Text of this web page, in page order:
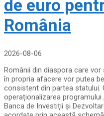
de euro
România
2026-08-06
Românii din diaspora care
în propria afacere vor putea
consistent din partea statului.
operaționalizarea programului
Banca de Investiții și